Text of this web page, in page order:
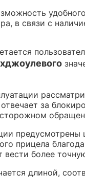
в связи с
за
прицела
более
длиной,